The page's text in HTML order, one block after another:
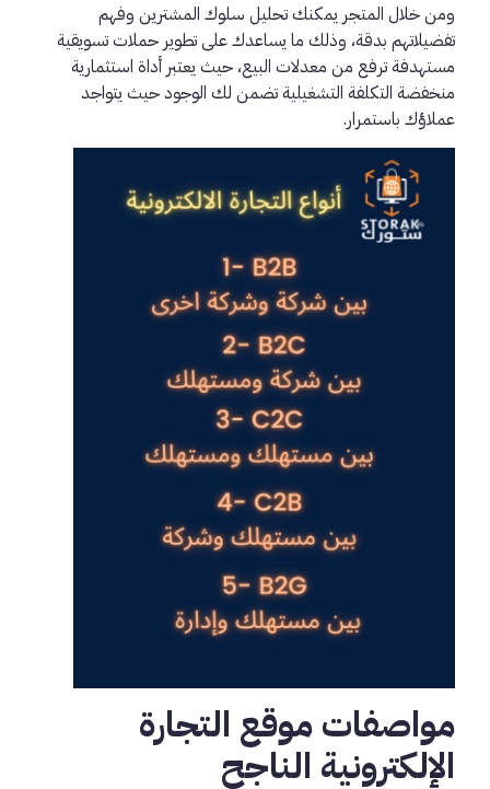
ومن خلال المتجر يمكنك تحليل سلوك المشترين وفهم
تفضيلاتهم بدقة، وذلك ما يساعدك على تطوير حملات تسويقية
مستهدفة ترفع من معدلات البيع، حيث يعتبر أداة استثمارية
منخفضة التكلفة التشغيلية تضمن لك الوجود حيث يتواجد
عملاؤك باستمرار.
مواصفات موقع التجارة
الإلكترونية الناجح